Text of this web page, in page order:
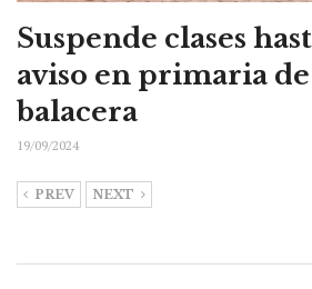
Suspende clases
aviso en primaria
balacera
19/09/2024
PREV NEXT